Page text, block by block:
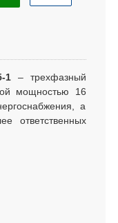
1– трехфазный
мощностью 16
а
ответственных